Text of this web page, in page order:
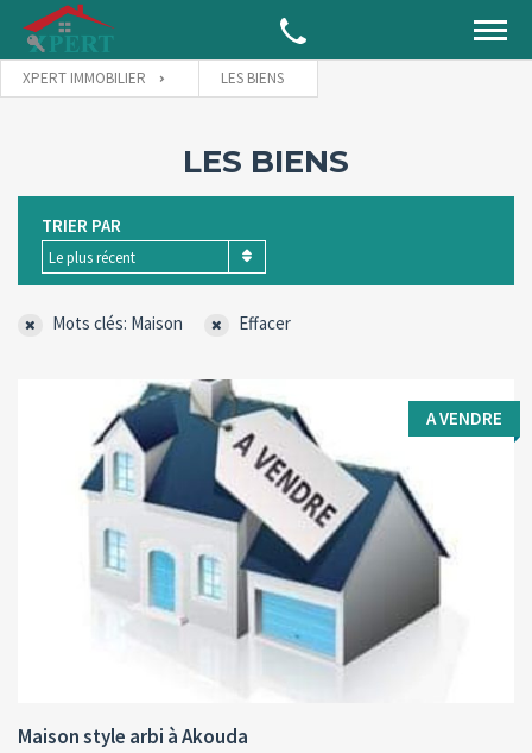
XPERT IMMOBILIER LES BIENS
LES BIENS
TRIER PAR
Le plus récent
Mots clés: Maison Effacer
Surface totale:
A VENDRE
Maison style arbi à Akouda